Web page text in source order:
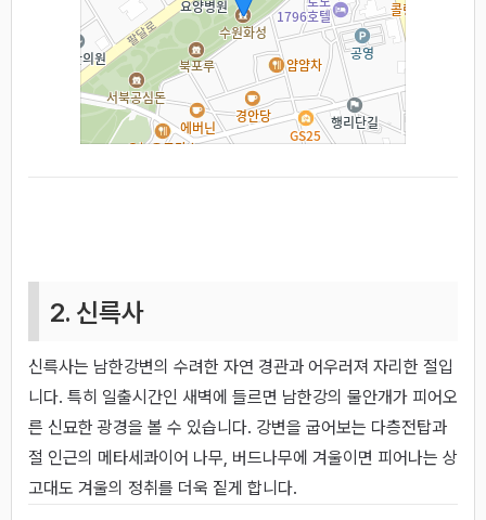
2. 신륵사
신륵사는 남한강변의 수려한 자연 경관과 어우러져 자리한 절입
니다. 특히 일출시간인 새벽에 들르면 남한강의 물안개가 피어오
른 신묘한 광경을 볼 수 있습니다. 강변을 굽어보는 다층전탑과
절 인근의 메타세콰이어 나무, 버드나무에 겨울이면 피어나는 상
고대도 겨울의 정취를 더욱 짙게 합니다.